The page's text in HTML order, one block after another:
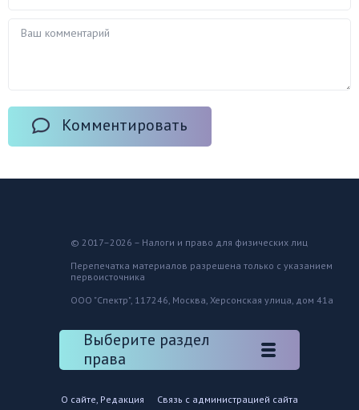
Комментировать
© 2017–2026 – Налоги и право для физических лиц
Перепечатка материалов разрешена только с указанием
первоисточника
ООО "Спектр", 117246, Москва, Херсонская улица, дом 41а
Выберите раздел
права
О сайте, Редакция Связь с администрацией сайта